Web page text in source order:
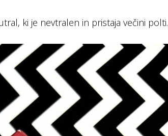
ki je nevtralen in pristaja večini polti.